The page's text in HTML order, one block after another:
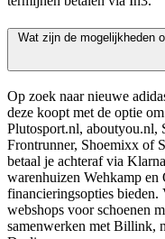
Wat zijn de mogelijkheden
Op zoek naar nieuwe
deze koopt met de optie
Plutosport.nl, aboutyou.nl,
Frontrunner, Shoemixx of
betaal je achteraf via
warenhuizen Wehkamp en
financieringsopties bieden.
webshops voor schoenen
samenwerken met Billink,